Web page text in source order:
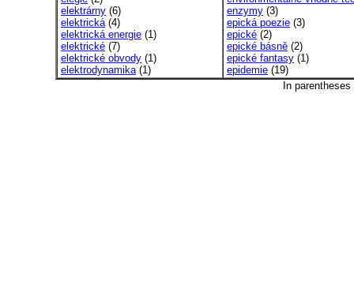
elektrárny (6)
elektrická(4)
elektrická energie (1)
elektrické (7)
elektrické obvody (1)
elektrodynamika(1)
enzymy (3)
epická poezie (3)
epické (2)
epické básně (2)
epické fantasy (1)
epidemie (19)
In